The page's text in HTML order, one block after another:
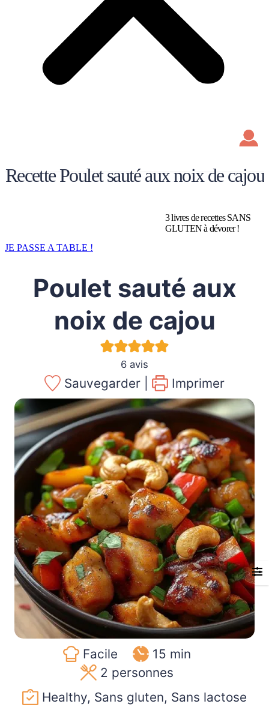
Recette Poulet sauté aux noix de cajou
3 livres de recettes SANS
GLUTEN à dévorer !
JE PASSE A TABLE !
Poulet sauté aux
noix de cajou
6 avis
Imprimer
Facile
15 min
2 personnes
Healthy, Sans gluten, Sans lactose